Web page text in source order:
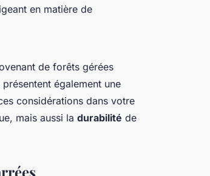
en matière de
de forêts gérées
également une
considérations dans votre
mais aussi la durabilité de